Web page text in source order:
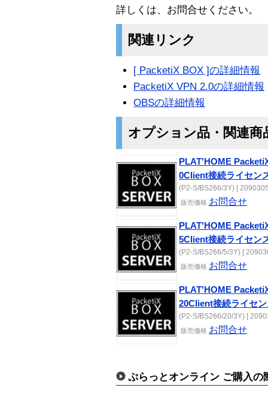
詳しくは、お問合せください。
関連リンク
[ PacketiX BOX ]の詳細情報
PacketiX VPN 2.0の詳細情報
OBSの詳細情報
オプション品・関連商
PLAT'HOME
0Client接続ライセン
(P2-S/BS266/3Y) [
販売価格 お問合せ
PLAT'HOME
5Client接続ライセン
(P2-S/BS266/5/3Y) [
販売価格 お問合せ
PLAT'HOME
20Client接続ライセ
(P2-S/BS266/20/3Y) [
販売価格 お問合せ
ぷらっとオンライン ご購入の